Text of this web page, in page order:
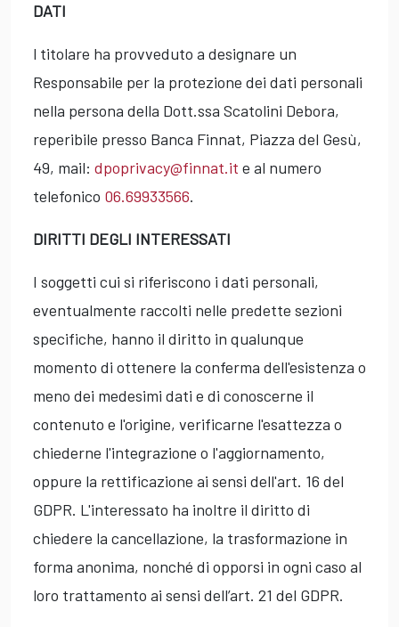
DATI
l titolare ha provveduto a designare un
Responsabile per la protezione dei dati personali
nella persona della Dott.ssa Scatolini Debora,
reperibile presso Banca Finnat, Piazza del Gesù,
49, mail: dpoprivacy@finnat.it e al numero
telefonico 06.69933566.
DIRITTI DEGLI INTERESSATI
I soggetti cui si riferiscono i dati personali,
eventualmente raccolti nelle predette sezioni
specifiche, hanno il diritto in qualunque
momento di ottenere la conferma dell'esistenza o
meno dei medesimi dati e di conoscerne il
contenuto e l'origine, verificarne l'esattezza o
chiederne l'integrazione o l'aggiornamento,
oppure la rettificazione ai sensi dell'art. 16 del
GDPR. L'interessato ha inoltre il diritto di
chiedere la cancellazione, la trasformazione in
forma anonima, nonché di opporsi in ogni caso al
loro trattamento ai sensi dell’art. 21 del GDPR.